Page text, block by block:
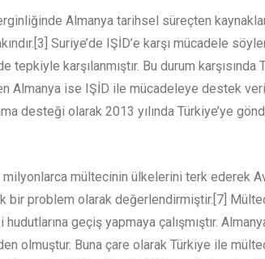
Almanya tarihsel süreçten
Suriye’de IŞİD’e karşı mücadele
tepkiyle karşılanmıştır. Bu durum
Almanya ise IŞİD ile mücadeleye destek
desteği olarak 2013 yılında Türkiye’ye
milyonlarca mültecinin ülkelerini terk ederek
bir problem olarak değerlendirmiştir.[7]
geçiş yapmaya çalışmıştır.
olmuştur. Buna çare olarak Türkiye ile